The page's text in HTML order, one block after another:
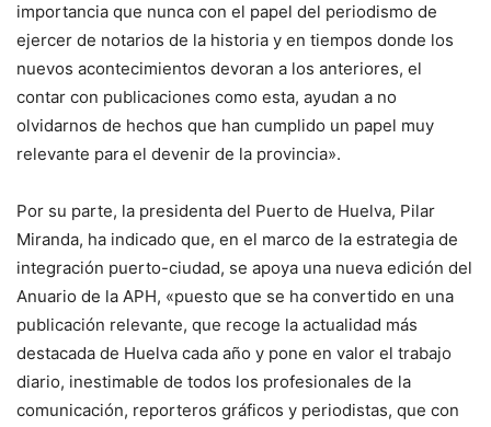
importancia que nunca con el papel del periodismo de
ejercer de notarios de la historia y en tiempos donde los
nuevos acontecimientos devoran a los anteriores, el
contar con publicaciones como esta, ayudan a no
olvidarnos de hechos que han cumplido un papel muy
relevante para el devenir de la provincia».
Por su parte, la presidenta del Puerto de Huelva, Pilar
Miranda, ha indicado que, en el marco de la estrategia de
integración puerto-ciudad, se apoya una nueva edición del
Anuario de la APH, «puesto que se ha convertido en una
publicación relevante, que recoge la actualidad más
destacada de Huelva cada año y pone en valor el trabajo
diario, inestimable de todos los profesionales de la
comunicación, reporteros gráficos y periodistas, que con